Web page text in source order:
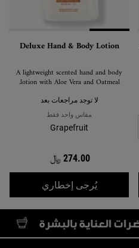
Deluxe Hand & Body Lotion
A lightweight scented hand and body
lotion with Aloe Vera and Oatmeal.
لا توجد مراجعات بعد
مقاس واحد فقط
Grapefruit
274.00 ﷼
يُرجى إخطاري